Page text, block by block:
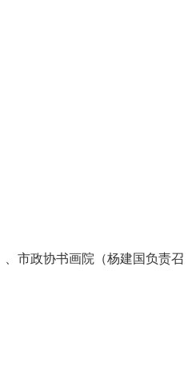
市政协书画院（杨建国负责召